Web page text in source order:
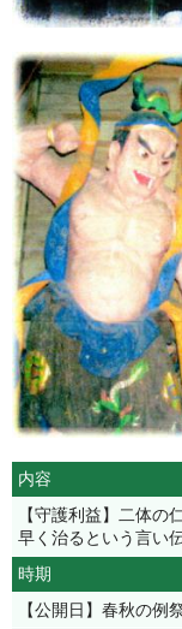
内容
【守護利益】二体の
早く治るという言い
時期
【公開日】春秋の例